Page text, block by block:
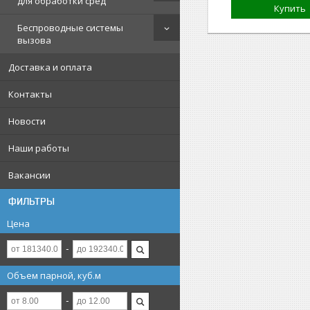
Беспроводные системы
вызова
Доставка и оплата
Контакты
Новости
Наши работы
Вакансии
ФИЛЬТРЫ
Цена
Объем парной, куб.м
Купить